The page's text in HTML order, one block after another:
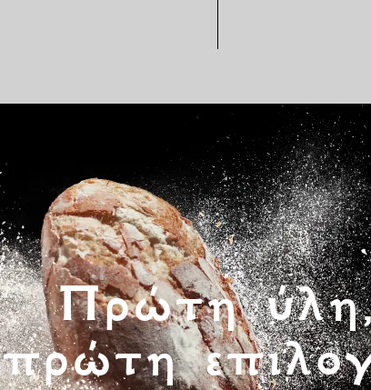
Πρώτη
πρώτη